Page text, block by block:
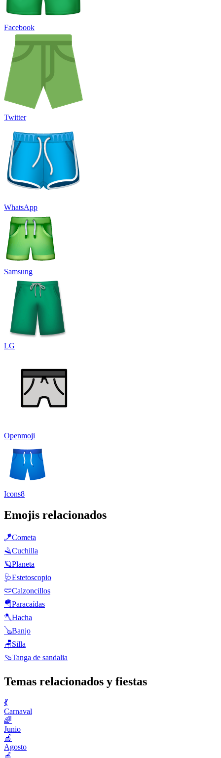
Facebook
Twitter
WhatsApp
Samsung
LG
Openmoji
Icons8
Emojis relacionados
🪁Cometa
🪒Cuchilla
🪐Planeta
🩺Estetoscopio
🩲Calzoncillos
🪂Paracaídas
🪓Hacha
🪕Banjo
🪑Silla
🩴Tanga de sandalia
Temas relacionados y fiestas
💃
Carnaval
🌈
Junio
🍎
Agosto
🍎